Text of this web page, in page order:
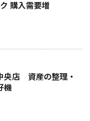
購入需要増
央店 資産の整理・
機